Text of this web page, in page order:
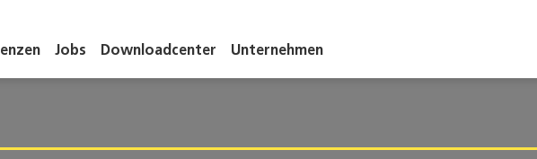
Jobs Downloadcenter Unternehmen